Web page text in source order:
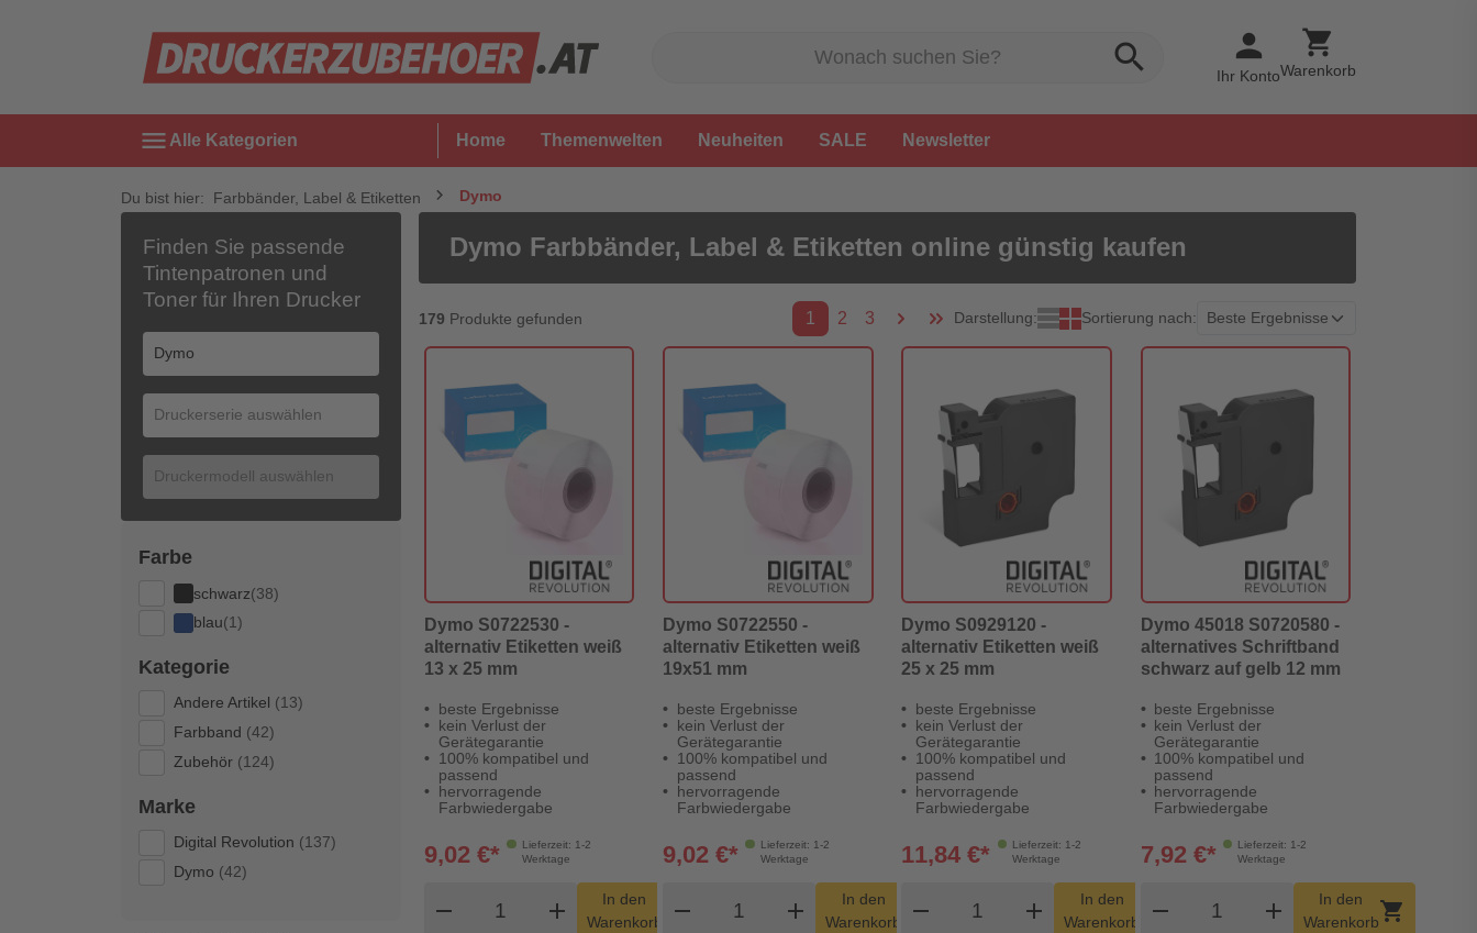
search person
Ihr Konto
shopping_cart
Warenkorb
menu Alle Kategorien Home Themenwelten Neuheiten SALE Newsletter
Du bist hier: Farbbänder, Label & Etiketten Dymo
Finden Sie passende
Tintenpatronen und
Toner für Ihren Drucker
Farbe
schwarz(38)
blau(1)
Kategorie
Andere Artikel (13)
Farbband (42)
Zubehör (124)
Marke
Digital Revolution (137)
Dymo (42)
Dymo Farbbänder, Label & Etiketten online günstig kaufen
179 Produkte gefunden 1 2 3 Darstellung: Sortierung nach:
Dymo S0722530 -
alternativ Etiketten weiß
13 x 25 mm
beste Ergebnisse
kein Verlust der
Gerätegarantie
100% kompatibel und
passend
hervorragende
Farbwiedergabe
Lieferzeit: 1-2
Werktage
9,02 €*
remove
Produkt Warenkorb Menge
add
In den
Warenkorb
shopping_cart
Dymo S0722550 -
alternativ Etiketten weiß
19x51 mm
beste Ergebnisse
kein Verlust der
Gerätegarantie
100% kompatibel und
passend
hervorragende
Farbwiedergabe
Lieferzeit: 1-2
Werktage
9,02 €*
remove
Produkt Warenkorb Menge
add
In den
Warenkorb
shopping_cart
Dymo S0929120 -
alternativ Etiketten weiß
25 x 25 mm
beste Ergebnisse
kein Verlust der
Gerätegarantie
100% kompatibel und
passend
hervorragende
Farbwiedergabe
Lieferzeit: 1-2
Werktage
11,84 €*
remove
Produkt Warenkorb Menge
add
In den
Warenkorb
shopping_cart
Dymo 45018 S0720580 -
alternatives Schriftband
schwarz auf gelb 12 mm
beste Ergebnisse
kein Verlust der
Gerätegarantie
100% kompatibel und
passend
hervorragende
Farbwiedergabe
Lieferzeit: 1-2
Werktage
7,92 €*
remove
Produkt Warenkorb Menge
add
In den
Warenkorbshopping_cart